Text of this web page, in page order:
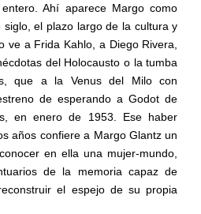
Ahí aparece Margo como
el plazo largo de la cultura y
ve a Frida Kahlo, a Diego Rivera,
del Holocausto o la tumba
que a la Venus del Milo con
de esperando a Godot de
en enero de 1953. Ese haber
años confiere a Margo Glantz un
en ella una mujer-mundo,
de la memoria capaz de
el espejo de su propia